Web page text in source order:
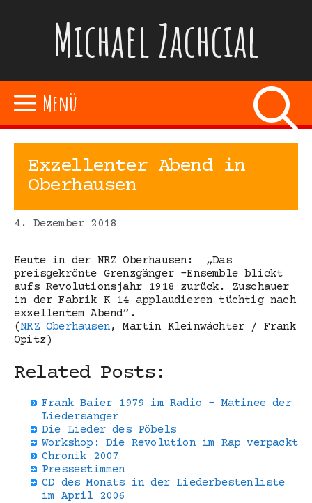
Michael Zachcial
Menü
Exzellenter Abend in
Oberhausen
4. Dezember 2018
Heute in der NRZ Oberhausen: „Das
preisgekrönte Grenzgänger -Ensemble blickt
aufs Revolutionsjahr 1918 zurück. Zuschauer
in der Fabrik K 14 applaudieren tüchtig nach
exzellentem Abend“.
(NRZ Oberhausen, Martin Kleinwächter / Frank
Opitz)
Related Posts:
Frank Baier 1979 im Radio - Matinee der
Liedersänger
Die Lieder des Pöbels
Workshop: Die Revolution im Rap verpackt
Chronik 2007
Pressestimmen
CD des Monats in der Liederbestenliste
im April 2006